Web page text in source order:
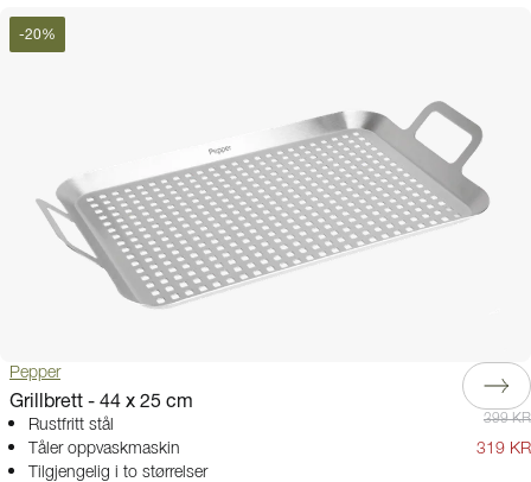
-20%
Pepper
Grillbrett - 44 x 25 cm
Rustfritt stål
Tåler oppvaskmaskin
Tilgjengelig i to størrelser
399 KR
319 KR